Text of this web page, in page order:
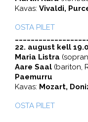
Kavas: Vivaldi,
OSTA PILET
22. august kell
Maria Listra
Aare Saal (bariton,
Paemurru
Kavas: Mozart,
OSTA PILET